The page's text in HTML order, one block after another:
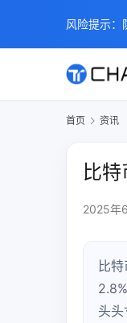
首页 资讯
比
2025年
比
头
风险提示：